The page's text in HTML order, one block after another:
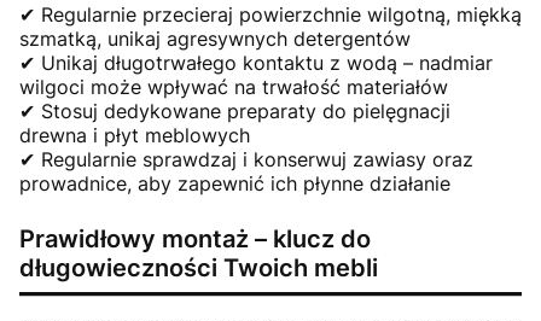
✔ Regularnie przecieraj powierzchnie wilgotną, miękką
szmatką, unikaj agresywnych detergentów
✔ Unikaj długotrwałego kontaktu z wodą – nadmiar
wilgoci może wpływać na trwałość materiałów
✔ Stosuj dedykowane preparaty do pielęgnacji
drewna i płyt meblowych
✔ Regularnie sprawdzaj i konserwuj zawiasy oraz
prowadnice, aby zapewnić ich płynne działanie
Prawidłowy montaż – klucz do
długowieczności Twoich mebli